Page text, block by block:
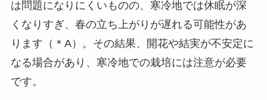
は問題になりにくいものの、寒冷地では休眠が深
くなりすぎ、春の立ち上がりが遅れる可能性があ
ります（＊A）。その結果、開花や結実が不安定に
なる場合があり、寒冷地での栽培には注意が必要
です。